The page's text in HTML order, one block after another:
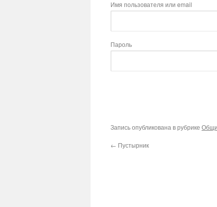
Имя пользователя или email
Пароль
Запись опубликована в рубрике
← Пустырник